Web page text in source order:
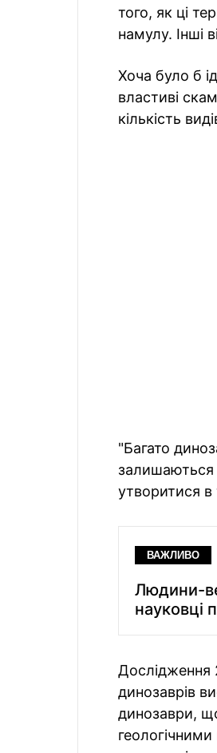
того, як ці
намулу. Інші
Хоча було б
властиві
кількість
"Багато
залишаються
утворитися
ВАЖЛИВО
Людини-
науковці
Дослідження
динозаврів
динозаври,